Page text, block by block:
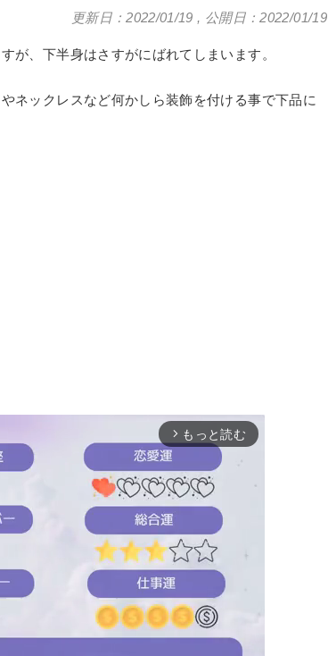
更新日：2022/01/19 , 公開日：2022/01/19
が、下半身はさすがにばれてしまいます。
ネックレスなど何かしら装飾を付ける事で下品に
arrow_forward_ios もっと読む